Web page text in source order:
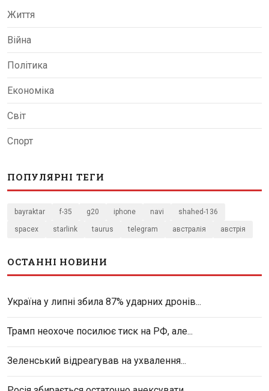
Життя
Війна
Політика
Економіка
Світ
Спорт
ПОПУЛЯРНІ ТЕГИ
bayraktar f-35 g20 iphone navi shahed-136
spacex starlink taurus telegram австралія австрія
ОСТАННІ НОВИНИ
Україна у липні збила 87% ударних дронів...
Трамп неохоче посилює тиск на РФ, але...
Зеленський відреагував на ухвалення...